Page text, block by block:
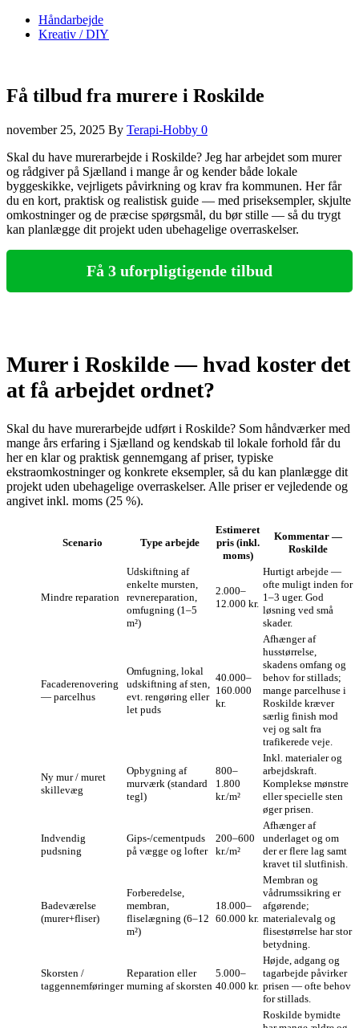
Håndarbejde
Kreativ / DIY
Få tilbud fra murere i Roskilde
november 25, 2025 By Terapi-Hobby 0
Skal du have murerarbejde i Roskilde? Jeg har arbejdet som murer
og rådgiver på Sjælland i mange år og kender både lokale
byggeskikke, vejrligets påvirkning og krav fra kommunen. Her får
du en kort, praktisk og realistisk guide — med priseksempler, skjulte
omkostninger og de præcise spørgsmål, du bør stille — så du trygt
kan planlægge dit projekt uden ubehagelige overraskelser.
Få 3 uforpligtigende tilbud
Murer i Roskilde — hvad koster det
at få arbejdet ordnet?
Skal du have murerarbejde udført i Roskilde? Som håndværker med
mange års erfaring i Sjælland og kendskab til lokale forhold får du
her en klar og praktisk gennemgang af priser, typiske
ekstraomkostninger og konkrete eksempler, så du kan planlægge dit
projekt uden ubehagelige overraskelser. Alle priser er vejledende og
angivet inkl. moms (25 %).
Scenario Type arbejde
Estimeret
pris (inkl.
moms)
Kommentar —
Roskilde
Mind­re reparat­ion
Udskiftning af
enkelte mursten,
revne­reparation,
omfugning (1–5
m²)
2.000–
12.000 kr.
Hurtigt arbejde —
ofte muligt inden for
1–3 uger. God
løsning ved små
skader.
Facade­renovering
— parcelhus
Omfugning, lokal
udskiftning af sten,
evt. rengøring eller
let puds
40.000–
160.000
kr.
Afhænger af
husstørrelse,
skadens omfang og
behov for stillads;
mange parcelhuse i
Roskilde kræver
særlig finish mod
vej og salt fra
trafikerede veje.
Ny mur / muret
skillevæg
Opbygning af
murværk (standard
tegl)
800–
1.800
kr./m²
Inkl. materialer og
arbejdskraft.
Komplekse mønstre
eller specielle sten
øger prisen.
Indvendig
pudsning
Gips-/cementpuds
på vægge og lofter
200–600
kr./m²
Afhænger af
underlaget og om
der er flere lag samt
kravet til slutfinish.
Badeværelse
(murer+fliser)
Forberedelse,
membran,
fliselægning (6–12
m²)
18.000–
60.000 kr.
Membran og
vådrums­sikring er
afgørende;
materialevalg og
flisestørrelse har stor
betydning.
Skorsten /
taggennemføringer
Reparation eller
murning af skorsten
5.000–
40.000 kr.
Højde, adgang og
tagarbejde påvirker
prisen — ofte behov
for stillads.
Roskilde bymidte